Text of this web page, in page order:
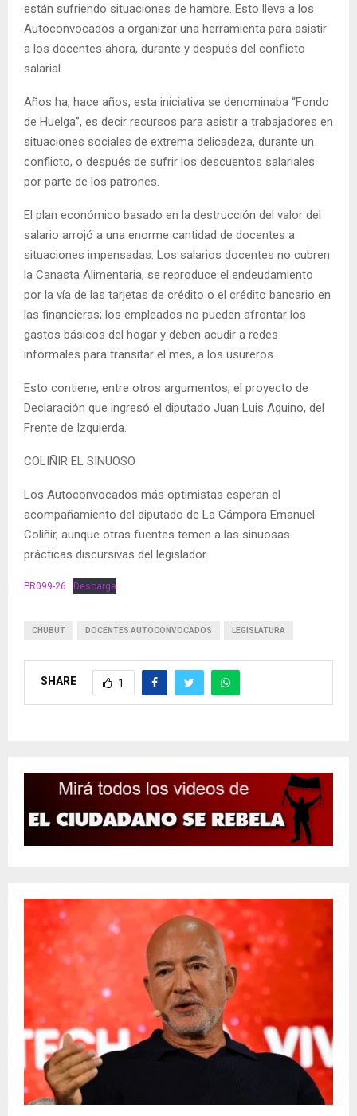
están sufriendo situaciones de hambre. Esto lleva a los
Autoconvocados a organizar una herramienta para asistir
a los docentes ahora, durante y después del conflicto
salarial.
Años ha, hace años, esta iniciativa se denominaba “Fondo
de Huelga”, es decir recursos para asistir a trabajadores en
situaciones sociales de extrema delicadeza, durante un
conflicto, o después de sufrir los descuentos salariales
por parte de los patrones.
El plan económico basado en la destrucción del valor del
salario arrojó a una enorme cantidad de docentes a
situaciones impensadas. Los salarios docentes no cubren
la Canasta Alimentaria, se reproduce el endeudamiento
por la vía de las tarjetas de crédito o el crédito bancario en
las financieras; los empleados no pueden afrontar los
gastos básicos del hogar y deben acudir a redes
informales para transitar el mes, a los usureros.
Esto contiene, entre otros argumentos, el proyecto de
Declaración que ingresó el diputado Juan Luis Aquino, del
Frente de Izquierda.
COLIÑIR EL SINUOSO
Los Autoconvocados más optimistas esperan el
acompañamiento del diputado de La Cámpora Emanuel
Coliñir, aunque otras fuentes temen a las sinuosas
prácticas discursivas del legislador.
PR099-26 Descarga
CHUBUT DOCENTES AUTOCONVOCADOS LEGISLATURA
SHARE 1